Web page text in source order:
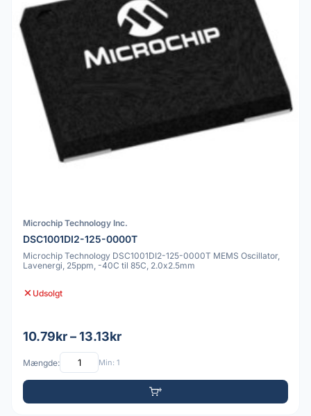
Microchip Technology Inc.
DSC1001DI2-125-0000T
Microchip Technology DSC1001DI2-125-0000T MEMS Oscillator,
Lavenergi, 25ppm, -40C til 85C, 2.0x2.5mm
Udsolgt
10.79kr – 13.13kr
Mængde: Min: 1